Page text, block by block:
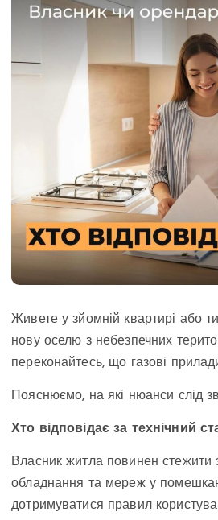
Живете у зйомній квартирі або
нову оселю з небезпечних
переконайтесь, що газові
Пояснюємо, на які нюанси слід
Хто відповідає за технічний
Власник житла повинен стежити
обладнання та мереж у
дотримуватися правил